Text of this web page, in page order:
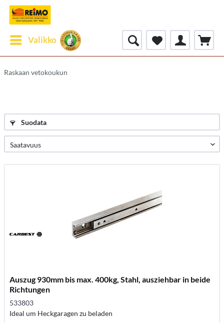
Valikko
Raskaan vetokoukun
Suodata
Auszug 930mm bis max. 400kg, Stahl, ausziehbar in beide
Richtungen
533803
Ideal um Heckgaragen zu beladen